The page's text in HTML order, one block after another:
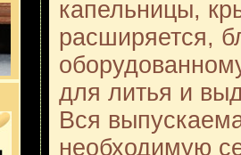
капельницы,
расширяется,
для литья и
Вся
необходимую